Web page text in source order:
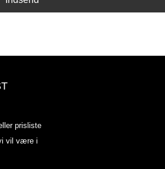
prisliste
vil være i